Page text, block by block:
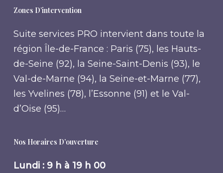
Zones D’intervention
Suite services PRO intervient dans toute la
région Île-de-France : Paris (75), les Hauts-
de-Seine (92), la Seine-Saint-Denis (93), le
Val-de-Marne (94), la Seine-et-Marne (77),
les Yvelines (78), l’Essonne (91) et le Val-
d’Oise (95)…
Nos Horaires D’ouverture
Lundi : 9 h à 19 h 00